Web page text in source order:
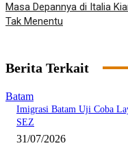
Masa Depannya di Italia
Tak Menentu
Berita Terkait
Batam
Imigrasi Batam Uji Coba
SEZ
31/07/2026